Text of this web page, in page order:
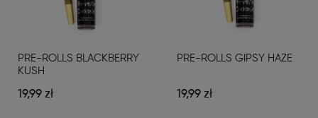
PRE-ROLLS BLACKBERRY
KUSH
19,99 zł
PRE-ROLLS GIPSY HAZE
19,99 zł